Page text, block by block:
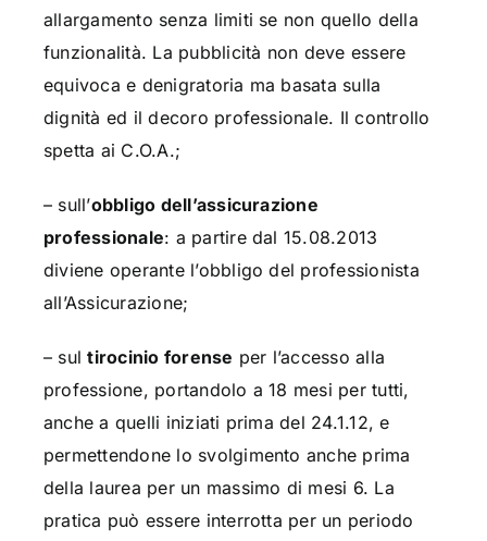
allargamento senza limiti se non quello della
funzionalità. La pubblicità non deve essere
equivoca e denigratoria ma basata sulla
dignità ed il decoro professionale. Il controllo
spetta ai C.O.A.;
– sull’obbligo dell’assicurazione
professionale: a partire dal 15.08.2013
diviene operante l’obbligo del professionista
all’Assicurazione;
– sultirocinio forense per l’accesso alla
professione, portandolo a 18 mesi per tutti,
anche a quelli iniziati prima del 24.1.12, e
permettendone lo svolgimento anche prima
della laurea per un massimo di mesi 6. La
pratica può essere interrotta per un periodo